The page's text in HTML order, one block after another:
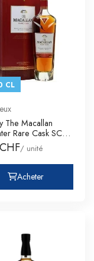
CL
The Macallan
Rare Cask SC
/ unité
Acheter